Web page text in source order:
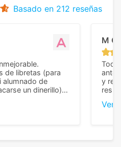
Basado en 212 reseñas
de libretas (para
alumnado de
un dinerillo) y
muy buena calidad
M C
Todo
y
Ver